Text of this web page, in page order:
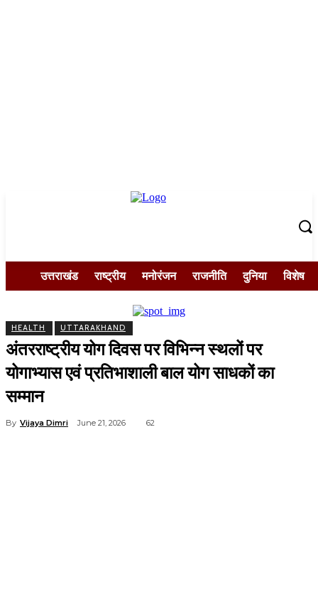
उत्तराखंड राष्ट्रीय मनोरंजन राजनीति दुनिया विशेष
HEALTH UTTARAKHAND
अंतरराष्ट्रीय योग दिवस पर विभिन्न स्थलों पर
योगाभ्यास एवं प्रतिभाशाली बाल योग साधकों का
सम्मान
By Vijaya Dimri June 21, 2026 62